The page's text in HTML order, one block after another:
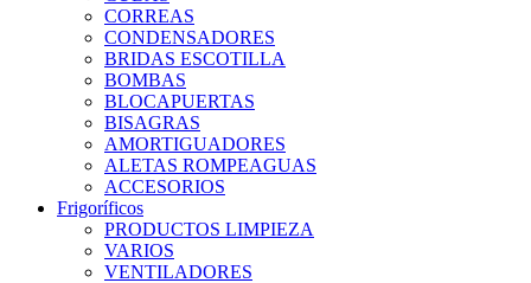
CORREAS
CONDENSADORES
BRIDAS ESCOTILLA
BOMBAS
BLOCAPUERTAS
BISAGRAS
AMORTIGUADORES
ALETAS ROMPEAGUAS
ACCESORIOS
Frigoríficos
PRODUCTOS LIMPIEZA
VARIOS
VENTILADORES